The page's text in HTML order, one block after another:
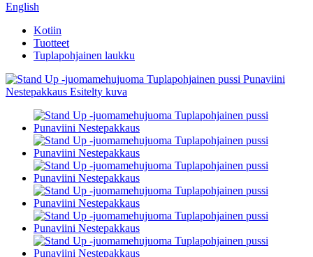
English
Kotiin
Tuotteet
Tuplapohjainen laukku